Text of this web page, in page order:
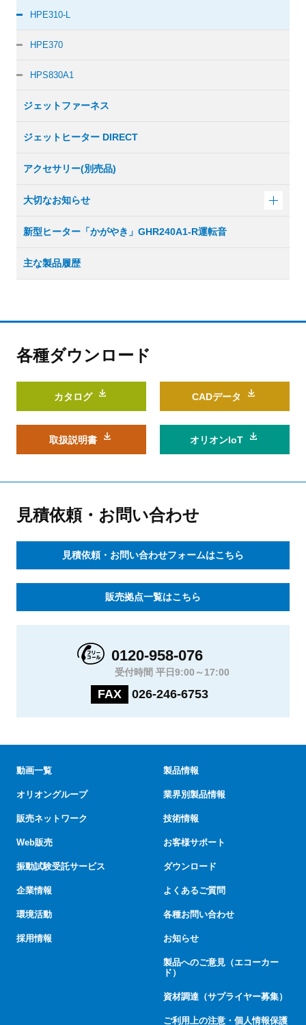
HPE310-L
HPE370
HPS830A1
ジェットファーネス
ジェットヒーター DIRECT
アクセサリー(別売品)
大切なお知らせ
新型ヒーター「かがやき」GHR240A1-R運転音
主な製品履歴
各種ダウンロード
カタログ CADデータ
取扱説明書 オリオンIoT
見積依頼・お問い合わせ
見積依頼・お問い合わせフォームはこちら
販売拠点一覧はこちら
0120-958-076
受付時間 平日9:00～17:00
FAX 026-246-6753
動画一覧
オリオングループ
販売ネットワーク
Web販売
振動試験受託サービス
企業情報
環境活動
採用情報
製品情報
業界別製品情報
技術情報
お客様サポート
ダウンロード
よくあるご質問
各種お問い合わせ
お知らせ
製品へのご意見（エコーカー
ド）
資材調達（サプライヤー募集）
ご利用上の注意・個人情報保護